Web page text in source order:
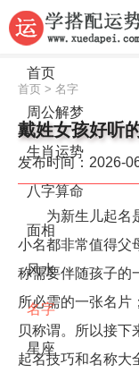
首页
周公解梦
生肖运势
八字算命
面相
风水
名字
星座
首页 > 名字
戴姓女孩好听
发布时间：2026-
为新生儿起名是
小名都非常值得父
称需要伴随孩子的
所必需的一张名片
贝称谓。所以接下
起名技巧和名称大